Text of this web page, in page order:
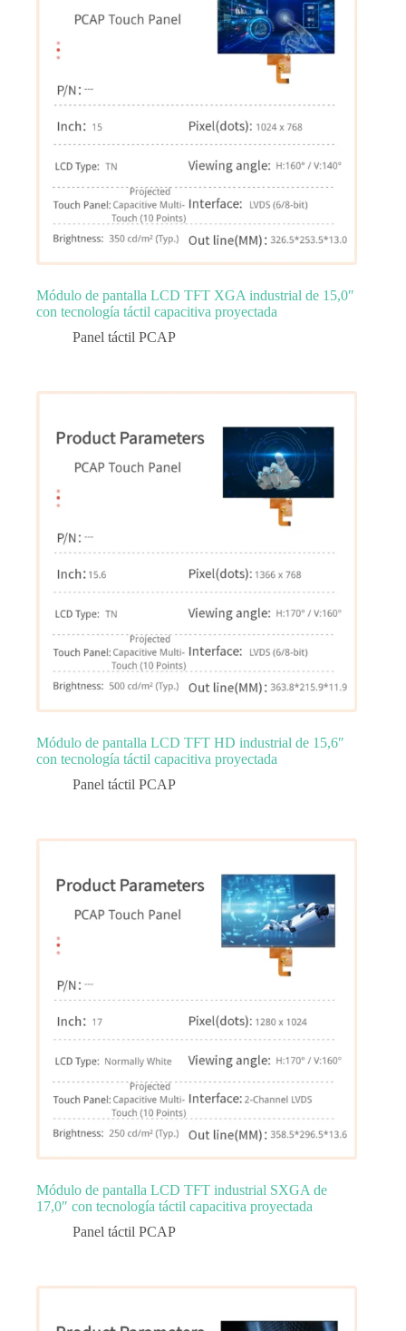
Módulo de pantalla LCD TFT XGA industrial de 15,0″
con tecnología táctil capacitiva proyectada
Panel táctil PCAP
Módulo de pantalla LCD TFT HD industrial de 15,6″
con tecnología táctil capacitiva proyectada
Panel táctil PCAP
Módulo de pantalla LCD TFT industrial SXGA de
17,0″ con tecnología táctil capacitiva proyectada
Panel táctil PCAP